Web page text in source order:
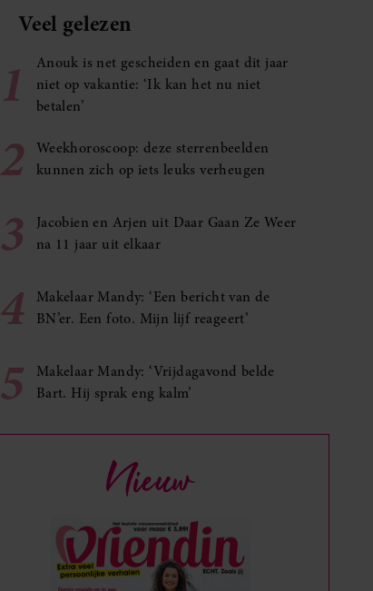
Veel gelezen
1
Anouk is net gescheiden en gaat dit jaar
niet op vakantie: ‘Ik kan het nu niet
betalen’
2
Weekhoroscoop: deze sterrenbeelden
kunnen zich op iets leuks verheugen
3
Jacobien en Arjen uit Daar Gaan Ze Weer
na 11 jaar uit elkaar
4
Makelaar Mandy: ‘Een bericht van de
BN’er. Een foto. Mijn lijf reageert’
5
Makelaar Mandy: ‘Vrijdagavond belde
Bart. Hij sprak eng kalm’
Nieuw